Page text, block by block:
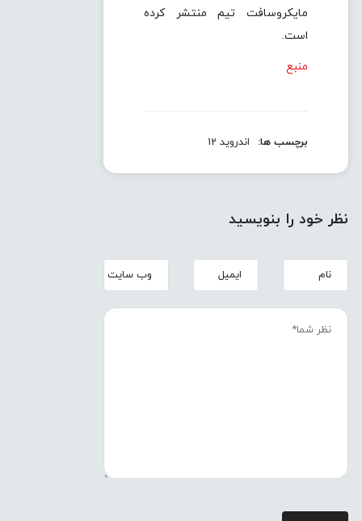
مایکروسافت تیم منتشر کرده
است.
منبع
برچسب ها: اندروید 12
نظر خود را بنویسید